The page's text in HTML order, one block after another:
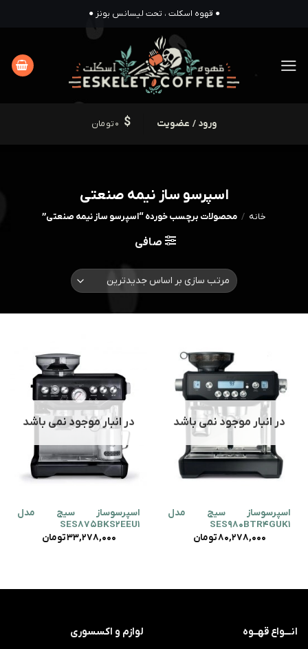
● قهوه اسکلت ، تحت لیسانس بونز ●
ورود / عضویت 0تومان
اسپرسو ساز نیمه صنعتی
خانه / محصولات برچسب خورده “اسپرسو ساز نیمه صنعتی”
صافی
در انبار موجود نمی باشد
اسپرسوساز سیج مدل
SES980BTR4GUK1
80,278,000تومان
در انبار موجود نمی باشد
اسپرسوساز سیج مدل
SES875BKS2EEU1
33,278,000تومان
انـــواع قهــوه لوازم و اکسسوری